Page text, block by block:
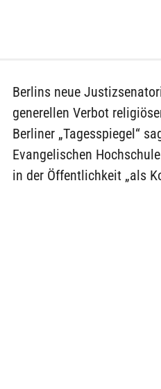
Berlins neue
generellen Verbot
Berliner „Tagesspiegel“
Evangelischen
in der Öffentlichkeit „als